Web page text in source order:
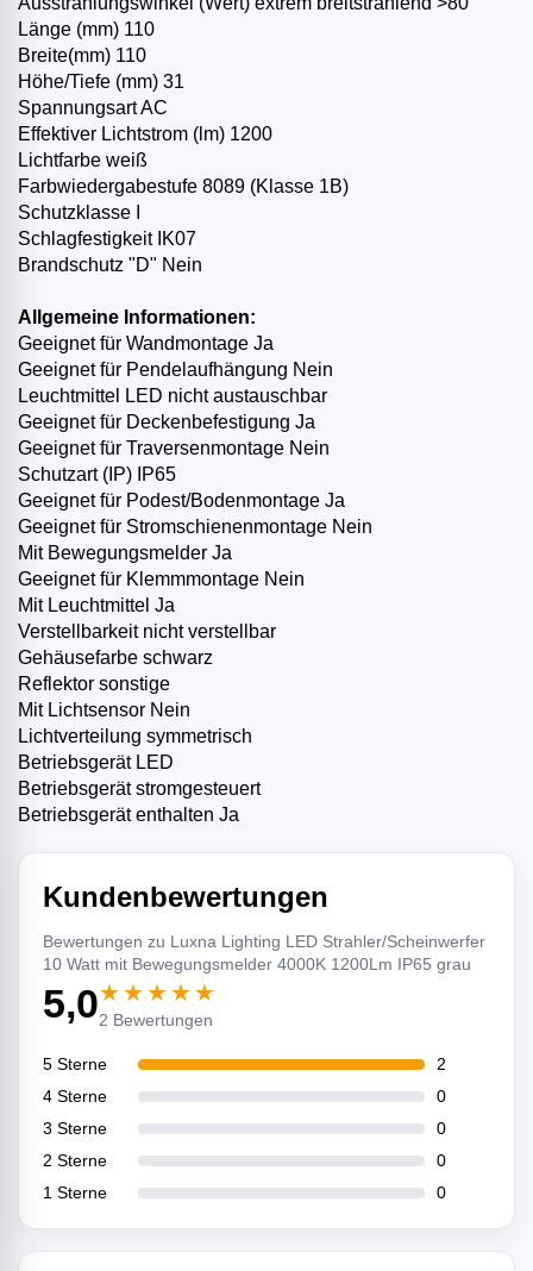
Länge (mm) 110
Breite(mm) 110
Höhe/Tiefe (mm) 31
Spannungsart AC
Effektiver Lichtstrom (lm) 1200
Lichtfarbe weiß
Farbwiedergabestufe 80­89 (Klasse 1B)
Schutzklasse I
Schlagfestigkeit IK07
Brandschutz "D" Nein
Allgemeine Informationen:
Geeignet für Wandmontage Ja
Geeignet für Pendelaufhängung Nein
Leuchtmittel LED nicht austauschbar
Geeignet für Deckenbefestigung Ja
Geeignet für Traversenmontage Nein
Schutzart (IP) IP65
Geeignet für Podest­/Bodenmontage Ja
Geeignet für Stromschienenmontage Nein
Mit Bewegungsmelder Ja
Geeignet für Klemmmontage Nein
Mit Leuchtmittel Ja
Verstellbarkeit nicht verstellbar
Gehäusefarbe schwarz
Reflektor sonstige
Mit Lichtsensor Nein
Lichtverteilung symmetrisch
Betriebsgerät LED
­Betriebsgerät stromgesteuert
Betriebsgerät enthalten Ja
Kundenbewertungen
Bewertungen zu Luxna Lighting LED Strahler/Scheinwerfer
10 Watt mit Bewegungsmelder 4000K 1200Lm IP65 grau
5,0★★★★★
2 Bewertungen
5 Sterne
2
4 Sterne
0
3 Sterne
0
2 Sterne
0
1 Sterne
0